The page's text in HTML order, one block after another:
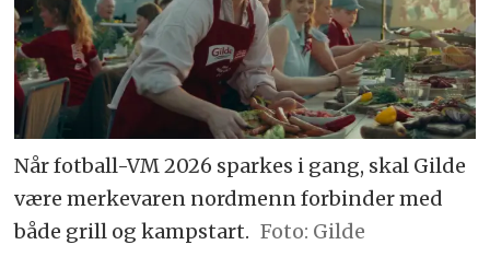
Når fotball-VM 2026 sparkes i gang, skal Gilde
være merkevaren nordmenn forbinder med
både grill og kampstart. Foto: Gilde